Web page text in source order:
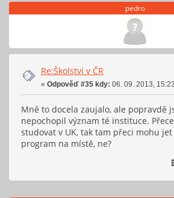
pedro
Re:Školství v ČR
« Odpověď #35 kdy: 06. 09. 2013,
Mně to docela zaujalo, ale popravdě
nepochopil význam té instituce.
studovat v UK, tak tam přeci mohu
program na místě, ne?